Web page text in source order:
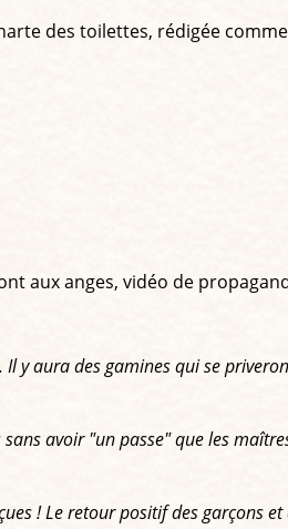
des toilettes, rédigée
aux anges, vidéo de
y aura des gamines qui se
avoir "un passe" que les
! Le retour positif des garçons